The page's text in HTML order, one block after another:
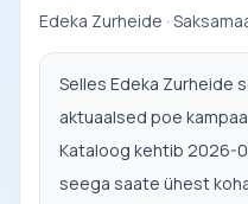
Edeka Zurheide ·
Selles Edeka Zurheide
aktuaalsed poe
Kataloog kehtib 2026-
seega saate ühest